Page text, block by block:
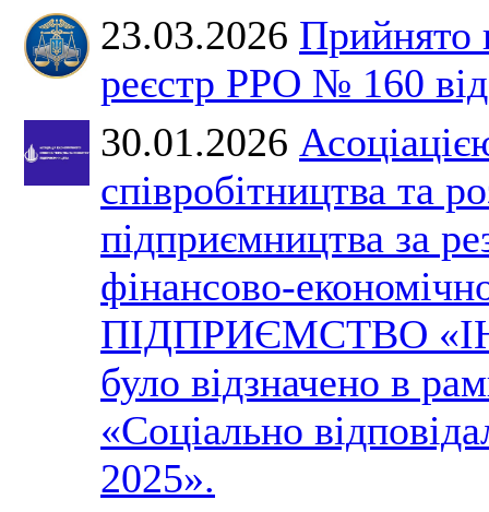
23.03.2026 Прийнято
реєстр РРО № 160
30.01.2026
співробітництва та
підприємництва за
фінансово-
ПІДПРИЄМСТВО
було відзначено в
«Соціально
2025».